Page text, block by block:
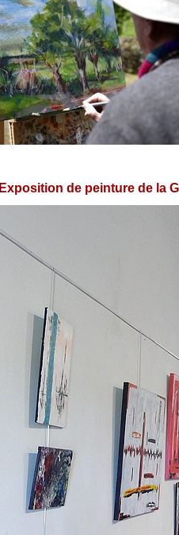
Exposition de peinture de la